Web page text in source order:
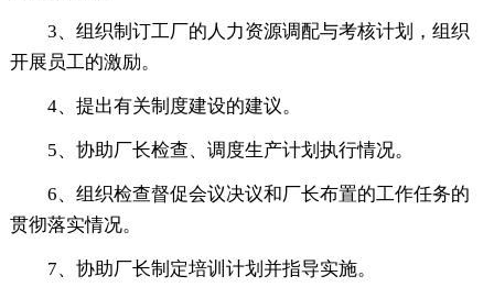
3、组织制订工厂的人力资源调配与考核计划，组织
开展员工的激励。
4、提出有关制度建设的建议。
5、协助厂长检查、调度生产计划执行情况。
6、组织检查督促会议决议和厂长布置的工作任务的
贯彻落实情况。
7、协助厂长制定培训计划并指导实施。